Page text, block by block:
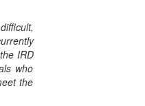
IRD
who
the